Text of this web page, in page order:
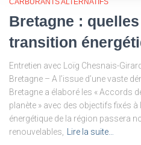
CARBURANTS ALTERNATIFS
Bretagne :
transition
Entretien avec Loïg Chesnais-
Bretagne – A l’issue d’une vaste
Bretagne a élaboré les « Accords
planète » avec des objectifs fixés
énergétique de la région passera
renouvelables,
Lire la suite…